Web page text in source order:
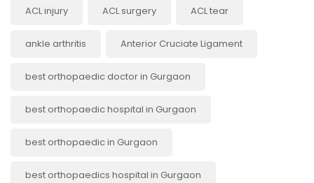
ACL injury ACL surgery ACL tear
ankle arthritis Anterior Cruciate Ligament
best orthopaedic doctor in Gurgaon
best orthopaedic hospital in Gurgaon
best orthopaedic in Gurgaon
best orthopaedics hospital in Gurgaon